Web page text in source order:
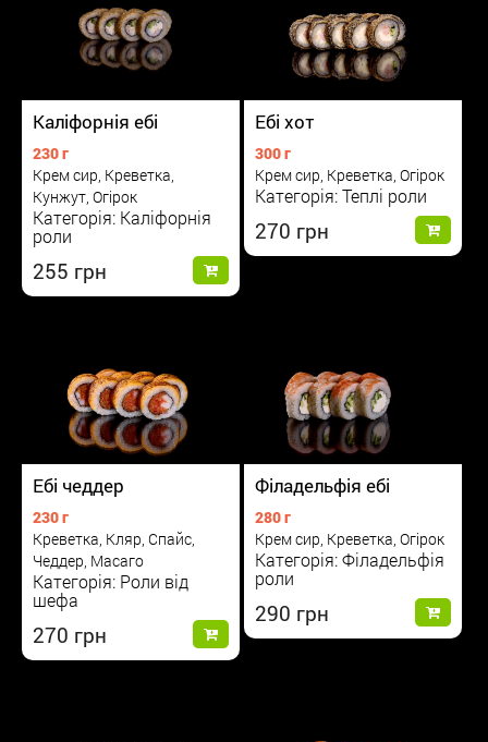
Каліфорнія ебі
230 г
Крем сир, Креветка,
Кунжут, Огірок
Категорія: Каліфорнія
роли
255
Ебі хот
300 г
Крем сир, Креветка, Огірок
Категорія: Теплі роли
270
Ебі чеддер
230 г
Креветка, Кляр, Спайс,
Чеддер, Масаго
Категорія: Роли від
шефа
270
Філадельфія ебі
280 г
Крем сир, Креветка, Огірок
Категорія: Філадельфія
роли
290